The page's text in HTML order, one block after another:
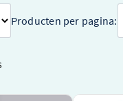
Producten per pagina: